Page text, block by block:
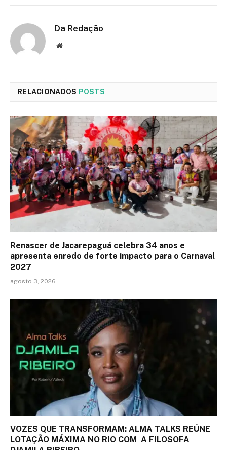
Da Redação
Site
RELACIONADOS POSTS
Renascer de Jacarepaguá celebra 34 anos e
apresenta enredo de forte impacto para o Carnaval
2027
agosto 3, 2026
VOZES QUE TRANSFORMAM: ALMA TALKS REÚNE
LOTAÇÃO MÁXIMA NO RIO COM A FILOSOFA